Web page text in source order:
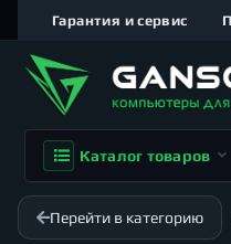
Гарантия и сервис
Каталог товаров
Перейти в категорию